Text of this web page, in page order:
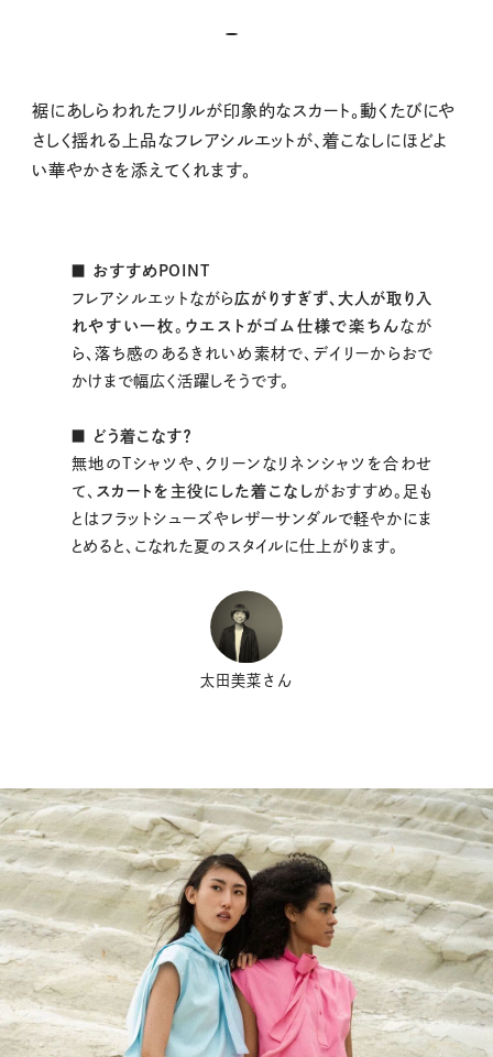
裾にあしらわれたフリルが印象的なスカート。動くたびにや
さしく揺れる上品なフレアシルエットが、着こなしにほどよ
い華やかさを添えてくれます。
■ おすすめPOINT
フレアシルエットながら 広がりすぎず、大人が取り入
れやすい一枚 。 ウエストがゴム仕様で楽ちんなが
ら、落ち感のあるきれいめ素材で、デイリーからおで
かけまで幅広く活躍しそうです。
■ どう着こなす？
無地のTシャツや、クリーンなリネンシャツを合わせ
て、 スカートを主役にした着こなしがおすすめ。足も
とはフラットシューズやレザーサンダルで軽やかにま
とめると、こなれた夏のスタイルに仕上がります。
太田美菜さん